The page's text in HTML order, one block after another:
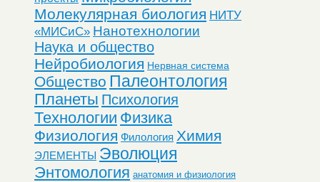
Молекулярная биология НИТУ
«МИСиС» Нанотехнологии
Наука и общество
Нейробиология Нервная система
Общество Палеонтология
Планеты Психология
Технологии Физика
Физиология Филология Химия
ЭЛЕМЕНТЫ Эволюция
Энтомология анатомия и физиология